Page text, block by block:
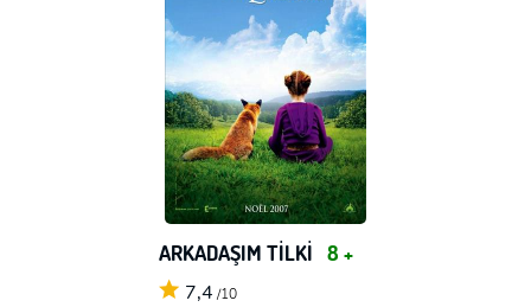
ARKADAŞIM TİLKİ 8 +
7,4 /10